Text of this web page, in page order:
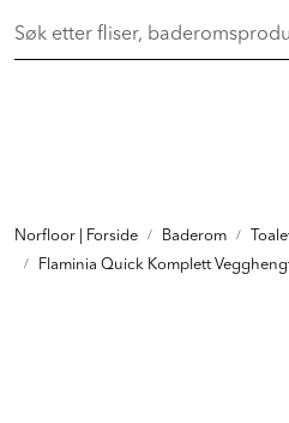
FAST LAVPRIS på en rekke
Norfloor | Forside Baderom
Flaminia Quick Komplett
INTERIØR